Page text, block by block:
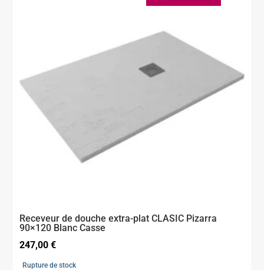
Receveur de douche extra-plat CLASIC Pizarra
90×120 Blanc Casse
247,00€
Rupture de stock